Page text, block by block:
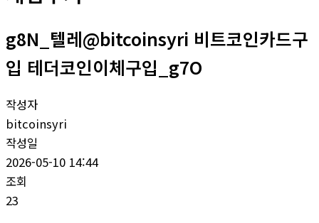
g8N_텔레@bitcoinsyri 비트코인카드구
입 테더코인이체구입_g7O
작성자
bitcoinsyri
작성일
2026-05-10 14:44
조회
23